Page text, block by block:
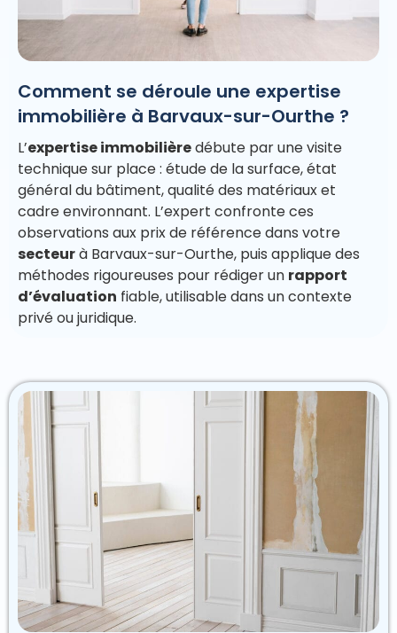
Comment se déroule une expertise
immobilière à Barvaux-sur-Ourthe ?
L’expertise immobilièredébute par une visite
technique sur place : étude de la surface, état
général du bâtiment, qualité des matériaux et
cadre environnant. L’expert confronte ces
observations aux prix de référence dans votre
secteurà Barvaux-sur-Ourthe, puis applique des
méthodes rigoureuses pour rédiger un rapport
d’évaluation fiable, utilisable dans un contexte
privé ou juridique.